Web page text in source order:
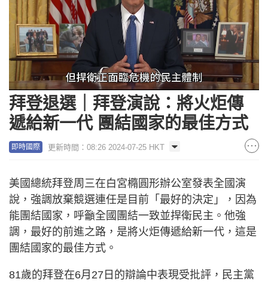
Unmute Loaded:
39.01%
拜登退選｜拜登演說：將火炬傳
遞給新一代 團結國家的最佳方式
即時國際 更新時間：08:26 2024-07-25 HKT
美國總統拜登周三在白宮橢圓形辦公室發表全國演
說，強調放棄競選連任是目前「最好的決定」，因為
能團結國家，呼籲全國團結一致並捍衛民主。他強
調，最好的前進之路，是將火炬傳遞給新一代，這是
團結國家的最佳方式。
81歲的拜登在6月27日的辯論中表現受批評，民主黨